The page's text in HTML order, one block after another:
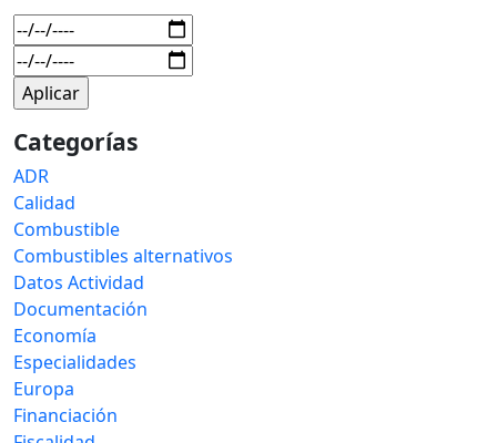
Categorías
ADR
Calidad
Combustible
Combustibles alternativos
Datos Actividad
Documentación
Economía
Especialidades
Europa
Financiación